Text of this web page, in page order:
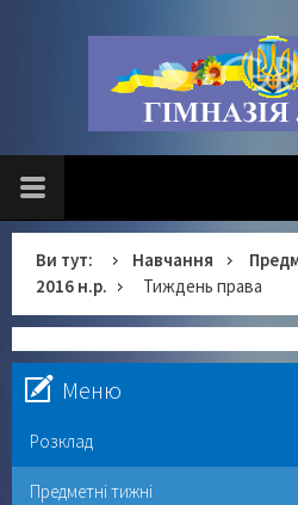
Ви тут: Навчання
2016 н.р.
Тиждень права
Меню
Розклад
Предметні тижні